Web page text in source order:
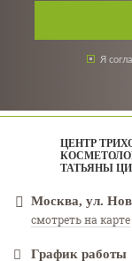
Я
ЦЕНТР
ТАТЬЯНЫ
Москва, ул.
смотреть на карте
График работы